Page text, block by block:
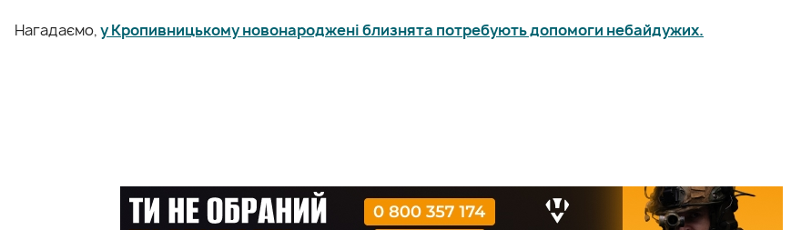
Нагадаємо,у Кропивницькому новонароджені близнята потребують допомоги небайдужих.